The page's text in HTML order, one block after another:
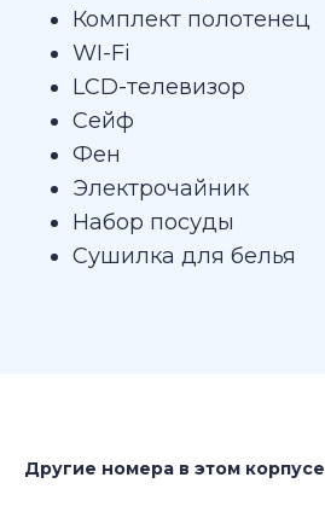
Комплект полотенец
WI-Fi
LCD-телевизор
Сейф
Фен
Электрочайник
Набор посуды
Сушилка для белья
Другие номера в этом корпусе